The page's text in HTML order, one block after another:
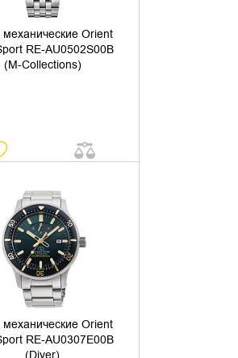
Orient
RE-AU0502S00B
(M-Collections)
Orient
RE-AU0307E00B
НАЛИЧИЕ